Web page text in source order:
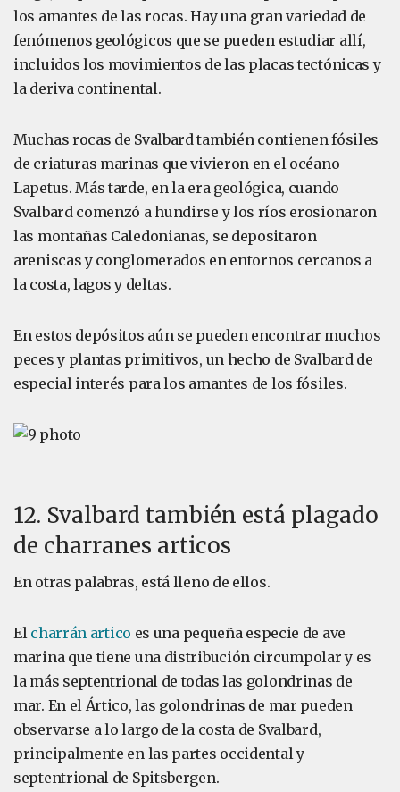
los amantes de las rocas. Hay una gran variedad de
fenómenos geológicos que se pueden estudiar allí,
incluidos los movimientos de las placas tectónicas y
la deriva continental.
Muchas rocas de Svalbard también contienen fósiles
de criaturas marinas que vivieron en el océano
Lapetus. Más tarde, en la era geológica, cuando
Svalbard comenzó a hundirse y los ríos erosionaron
las montañas Caledonianas, se depositaron
areniscas y conglomerados en entornos cercanos a
la costa, lagos y deltas.
En estos depósitos aún se pueden encontrar muchos
peces y plantas primitivos, un hecho de Svalbard de
especial interés para los amantes de los fósiles.
12. Svalbard también está plagado
de charranes articos
En otras palabras, está lleno de ellos.
El charrán artico es una pequeña especie de ave
marina que tiene una distribución circumpolar y es
la más septentrional de todas las golondrinas de
mar. En el Ártico, las golondrinas de mar pueden
observarse a lo largo de la costa de Svalbard,
principalmente en las partes occidental y
septentrional de Spitsbergen.